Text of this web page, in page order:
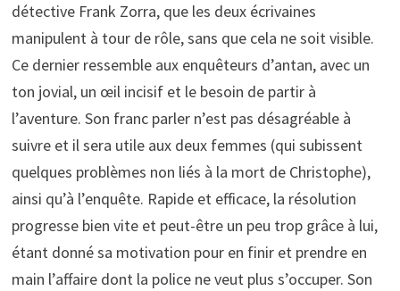
détective Frank Zorra, que les deux écrivaines
manipulent à tour de rôle, sans que cela ne soit visible.
Ce dernier ressemble aux enquêteurs d’antan, avec un
ton jovial, un œil incisif et le besoin de partir à
l’aventure. Son franc parler n’est pas désagréable à
suivre et il sera utile aux deux femmes (qui subissent
quelques problèmes non liés à la mort de Christophe),
ainsi qu’à l’enquête. Rapide et efficace, la résolution
progresse bien vite et peut-être un peu trop grâce à lui,
étant donné sa motivation pour en finir et prendre en
main l’affaire dont la police ne veut plus s’occuper. Son